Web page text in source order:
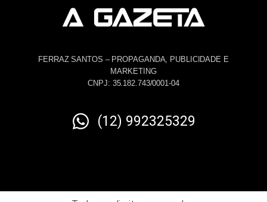
FERRAZ SANTOS – PROPAGANDA, PUBLICIDADE E
MARKETING
CNPJ: 35.182.743/0001-04
(12) 992325329